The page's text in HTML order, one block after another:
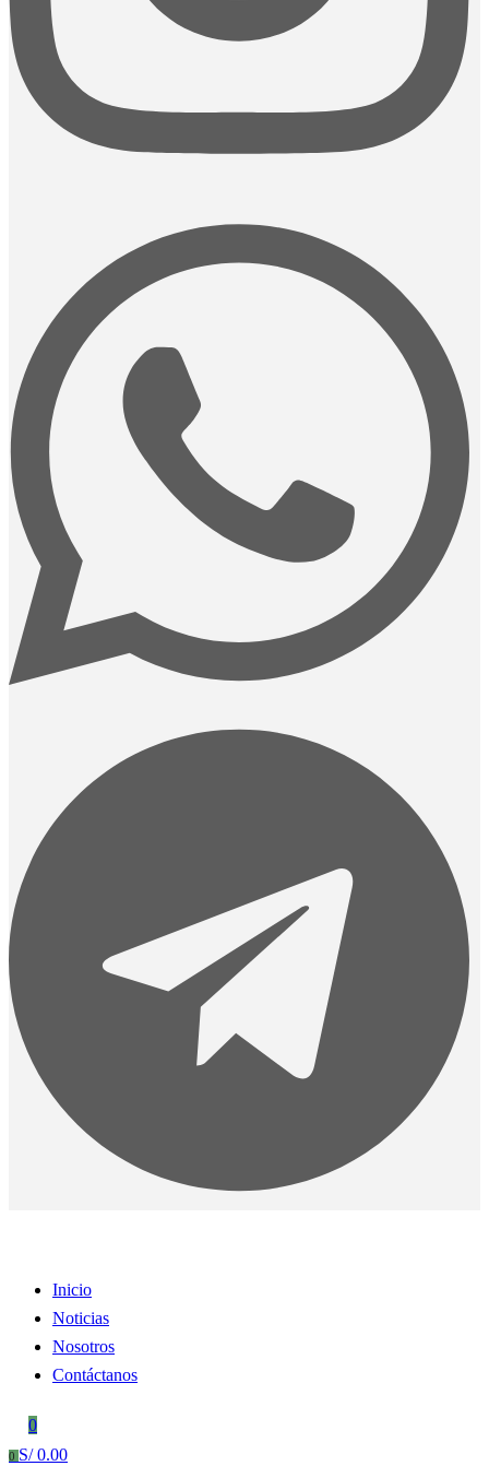
Inicio
Noticias
Nosotros
Contáctanos
0
0 S/0.00